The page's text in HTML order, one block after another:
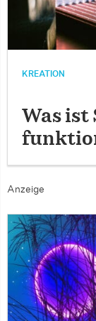
KREATION
Was ist
Anzeige